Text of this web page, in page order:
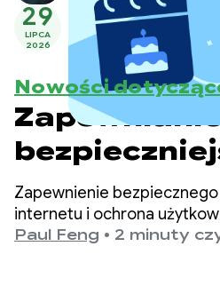
29
LIPCA
2026
Nowości
treści
do wieku w
Play
Zapewnienie
internetu i ochrona
szkodliwymi treściami to dla
Paul Feng • 2 minuty